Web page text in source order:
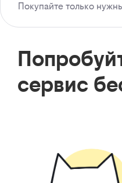
Покупайте только
сервис